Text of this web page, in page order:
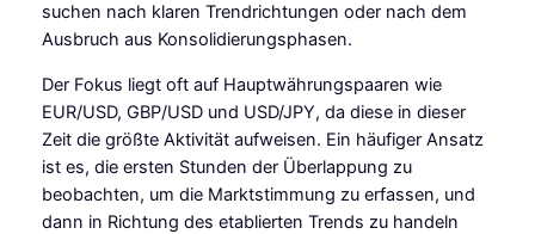
suchen nach klaren Trendrichtungen oder nach dem
Ausbruch aus Konsolidierungsphasen.
Der Fokus liegt oft auf Hauptwährungspaaren wie
EUR/USD, GBP/USD und USD/JPY, da diese in dieser
Zeit die größte Aktivität aufweisen. Ein häufiger Ansatz
ist es, die ersten Stunden der Überlappung zu
beobachten, um die Marktstimmung zu erfassen, und
dann in Richtung des etablierten Trends zu handeln